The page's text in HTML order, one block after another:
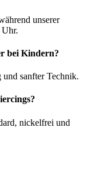
unserer
bei Kindern?
sanfter Technik.
nickelfrei und